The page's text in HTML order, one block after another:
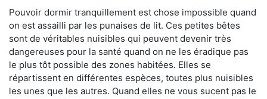
Pouvoir dormir tranquillement est chose impossible quand
on est assailli par les punaises de lit. Ces petites bêtes
sont de véritables nuisibles qui peuvent devenir très
dangereuses pour la santé quand on ne les éradique pas
le plus tôt possible des zones habitées. Elles se
répartissent en différentes espèces, toutes plus nuisibles
les unes que les autres. Quand elles ne vous sucent pas le